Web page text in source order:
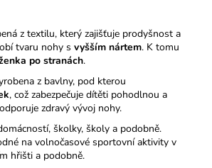
z textilu, který zajišťuje prodyšnost a
tvaru nohy s vyšším nártem. K tomu
po stranách.
z bavlny, pod kterou
, což zabezpečuje dítěti pohodlnou a
zdravý vývoj nohy.
školky, školy a podobně.
na volnočasové sportovní aktivity v
hřišti a podobně.